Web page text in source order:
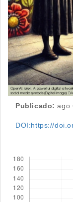
Publicado: ago
DOI:https://